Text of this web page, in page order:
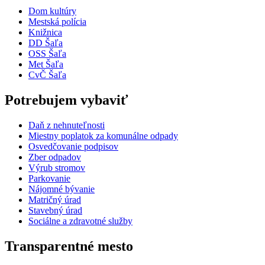
Dom kultúry
Mestská polícia
Knižnica
DD Šaľa
OSS Šaľa
Met Šaľa
CvČ Šaľa
Potrebujem vybaviť
Daň z nehnuteľnosti
Miestny poplatok za komunálne odpady
Osvedčovanie podpisov
Zber odpadov
Výrub stromov
Parkovanie
Nájomné bývanie
Matričný úrad
Stavebný úrad
Sociálne a zdravotné služby
Transparentné mesto